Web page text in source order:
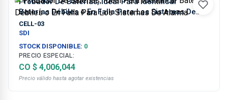
Baterías Débiles o En Falla Para Los Sistemas De
Alarma
CELL-03
SDI
STOCK DISPONIBLE: 0
PRECIO ESPECIAL:
CO $ 4,006,044
Precio válido hasta agotar existencias